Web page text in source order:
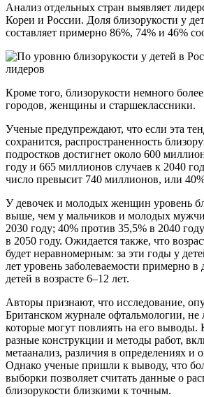
Анализ отдельных стран выявляет
Кореи и России. Доля близорукости у
составляет примерно 86%, 74% и 46%
Кроме того, близорукости немного
городов, женщины и старшеклассники.
Ученые предупреждают, что если эта
сохранится, распространенность
подростков достигнет около 600
году и 665 миллионов случаев к 2040
число превысит 740 миллионов, или
У девочек и молодых женщин уровень
выше, чем у мальчиков и молодых
2030 году; 40% против 35,5% в 2040
в 2050 году. Ожидается также, что
будет неравномерным: за эти годы у
лет уровень заболеваемости примерно
детей в возрасте 6–12 лет.
Авторы признают, что исследование,
Британском журнале офтальмологии,
которые могут повлиять на его выводы.
разные конструкции и методы работ,
метаанализ, различия в определениях и
Однако ученые пришли к выводу, что
выборки позволяет считать данные о
близорукости близкими к точным.